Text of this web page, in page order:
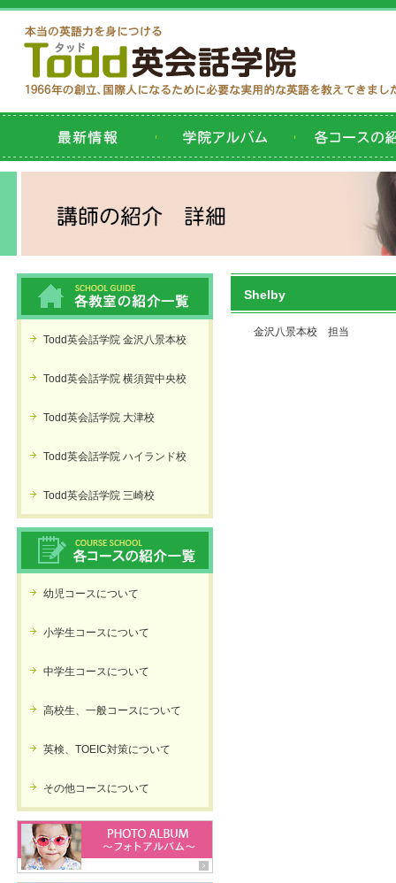
Todd英会話学院 金沢八景本校
Todd英会話学院 横須賀中央校
Todd英会話学院 大津校
Todd英会話学院 ハイランド校
Todd英会話学院 三崎校
幼児コースについて
小学生コースについて
中学生コースについて
高校生、一般コースについて
英検、TOEIC対策について
その他コースについて
Shelby
金沢八景本校 担当